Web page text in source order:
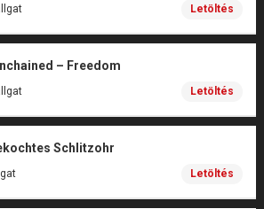
Letöltés
– Freedom
Letöltés
Schlitzohr
Letöltés